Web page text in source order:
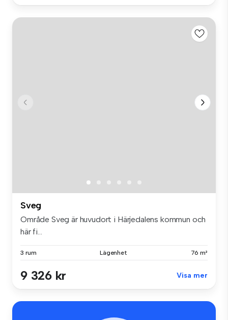
Sveg
Område Sveg är huvudort i Härjedalens kommun och
här fi...
3 rum Lägenhet 76 m²
9 326 kr Visa mer